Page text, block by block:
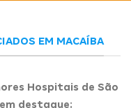
EM MACAÍBA
Hospitais de São
destaque: